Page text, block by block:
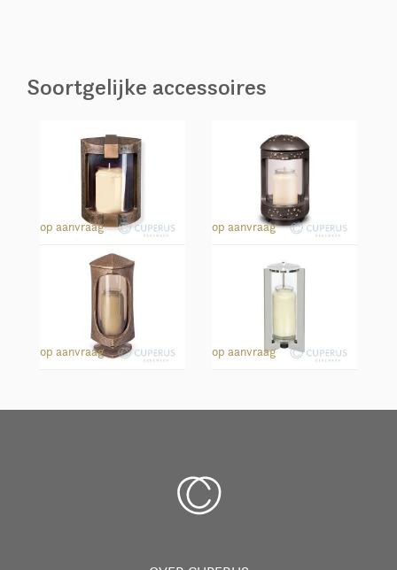
Soortgelijke accessoires
Wandlantaarn 40119
op aanvraag Lantaarn 40106
op aanvraag
Lantaarn 40033
op aanvraag Lantaarn 40252
op aanvraag